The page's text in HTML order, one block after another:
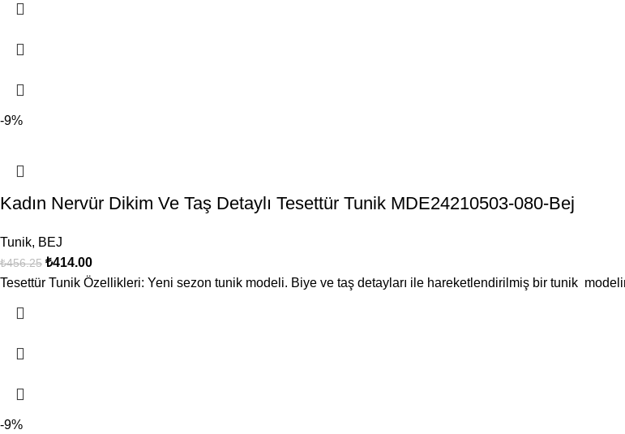
-9%
Kadın Nervür Dikim Ve Taş Detaylı Tesettür Tunik MDE24210503-080-Bej
Tunik, BEJ
₺456.25 ₺414.00
Tesettür Tunik Özellikleri: Yeni sezon tunik modeli. Biye ve taş detayları ile hareketlendirilmiş bir tunik
-9%